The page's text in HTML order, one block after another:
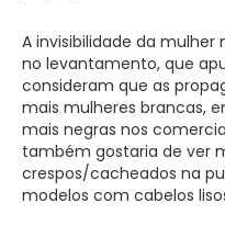
A invisibilidade da
no levantamento, que
consideram que as
mais mulheres brancas,
mais negras nos
também gostaria de ver
crespos/cacheados na
modelos com cabelos